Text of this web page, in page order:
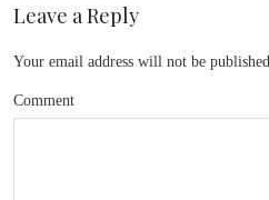
Leave a Reply
Your email address will not be published.
Comment